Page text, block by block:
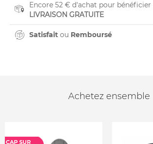
Encore 52 € d'achat pour bénéficier
LIVRAISON GRATUITE
Satisfait ou Remboursé
Achetez ensemble